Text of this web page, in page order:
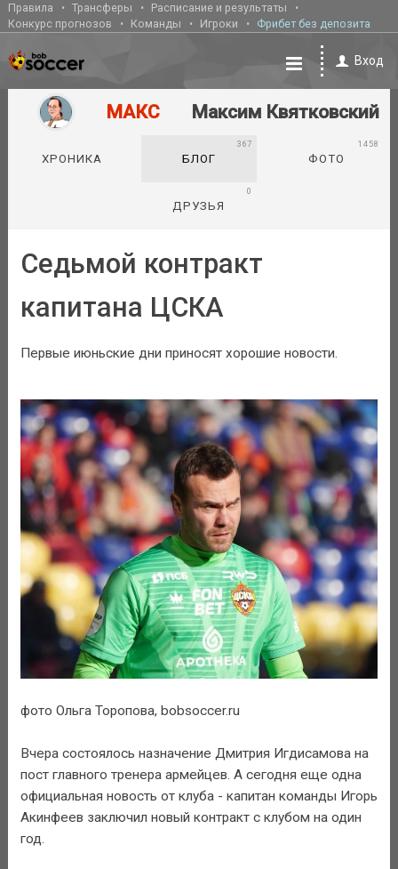
Правила Трансферы
Расписание и результаты
Конкурс прогнозов
Команды Игроки Фрибет без депозита
Вход
МАКС Максим Квятковский
ХРОНИКА БЛОГ
367
ФОТО
1458
ДРУЗЬЯ
0
Седьмой контракт
капитана ЦСКА
Первые июньские дни приносят хорошие новости.
фото Ольга Торопова, bobsoccer.ru
Вчера состоялось назначение Дмитрия Игдисамова на
пост главного тренера армейцев. А сегодня еще одна
официальная новость от клуба - капитан команды Игорь
Акинфеев заключил новый контракт с клубом на один
год.